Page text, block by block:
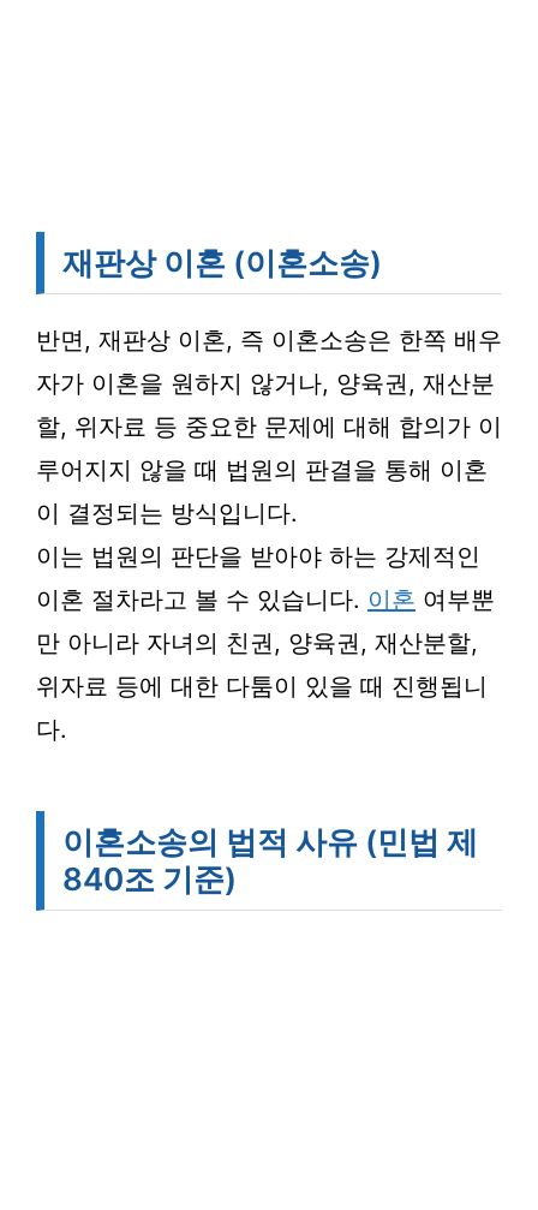
재판상 이혼 (이혼소송)
반면, 재판상 이혼, 즉 이혼소송은 한쪽 배우
자가 이혼을 원하지 않거나, 양육권, 재산분
할, 위자료 등 중요한 문제에 대해 합의가 이
루어지지 않을 때 법원의 판결을 통해 이혼
이 결정되는 방식입니다.
이는 법원의 판단을 받아야 하는 강제적인
이혼 절차라고 볼 수 있습니다. 이혼 여부뿐
만 아니라 자녀의 친권, 양육권, 재산분할,
위자료 등에 대한 다툼이 있을 때 진행됩니
다.
이혼소송의 법적 사유 (민법 제
840조 기준)